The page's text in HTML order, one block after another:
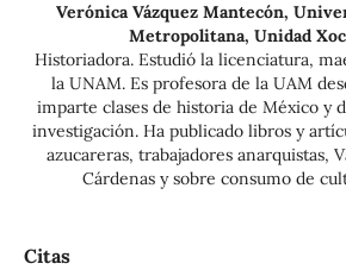
Verónica Vázquez Mantecón,
Metropolitana, Unidad
Historiadora. Estudió la licenciatura,
la UNAM. Es profesora de la UAM
imparte clases de historia de México y
investigación. Ha publicado libros y
azucareras, trabajadores anarquistas,
Cárdenas y sobre consumo de
Citas